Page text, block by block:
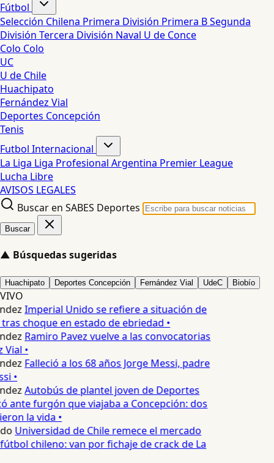
Fútbol
Selección Chilena Primera División Primera BSegunda
División Tercera División Naval U de Conce
Colo Colo
UC
U de Chile
Huachipato
Fernández Vial
Deportes Concepción
Tenis
Futbol Internacional
La Liga Liga Profesional Argentina Premier League
Lucha Libre
AVISOS LEGALES
Buscar en SABES Deportes
Buscar
▲ Búsquedas sugeridas
Huachipato Deportes Concepción Fernández Vial UdeC Biobío
VIVO
Imperial Unido se refiere a situación de
choque en estado de ebriedad •
Ramiro Pavez vuelve a las convocatorias
•
Falleció a los 68 años Jorge Messi, padre
•
Autobús de plantel joven de Deportes
ante furgón que viajaba a Concepción: dos
la vida •
Universidad de Chile remece el mercado
chileno: van por fichaje de crack de La